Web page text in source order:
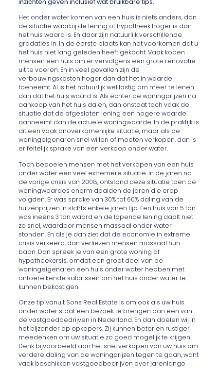
Het onder water komen van een huis is niets anders, dan
de situatie waarbij de lening of hypotheek hoger is dan
het huis waard is. En daar zijn natuurlijk verschillende
gradaties in. In de eerste plaats kan het voorkomen dat u
het huis niet lang geleden heeft gekocht. Vaak kopen
mensen een huis om er vervolgens een grote renovatie
uit te voeren. En in veel gevallen zijn de
verbouwingskosten hoger dan dat het in waarde
toeneemt. Al is het natuurlijk wel lastig om meer te lenen
dan dat het huis waard is. Als echter de woningprijzen na
aankoop van het huis dalen, dan onstaat toch vaak de
situatie dat de afgesloten lening een hogere waarde
aanneemt dan de actuele woningwaarde. In de praktijk is
dit een vaak onoverkomenlijke situatie, maar als de
woningeigenaren snel willen of moeten verkopen, dan is
er feitelijk sprake van een verkoop onder water.
Toch bedoelen mensen met het verkopen van een huis
onder water een veel extremere situatie. In de jaren na
de vorige crisis van 2008, ontstond deze situatie toen de
woningwaardes enorm daalden de jaren die erop
volgden. Er was sprake van 30% tot 60% daling van de
huizenprijzen in slchts enkele jaren tijd. Een huis van 5 ton
was ineens 3 ton waard en de lopende lening daalt niet
zo snel, waardoor mensen massaal onder water
stonden. En als je dan ziet dat de economie in extreme
crisis verkeerd, dan verliezen mensen massaal hun
baan. Dan spreek je van een grote woning of
hypotheekcrsis, omdat een groot deel van de
woningeigenaren een huis onder water hebben met
ontoereikende salarissen om het huis onder water te
kunnen bekostigen.
Onze tip vanuit Sons Real Estate is om ook als uw huis
onder water staat een bezoek te brengen aan een van
de vastgoedbedrijven in Nederland. En dan doelen wij in
het bijzonder op opkopers. Zij kunnen beter en rustiger
meedenken om uw situatie zo goed mogelijk te krijgen.
Denk bijvoorbeeld aan het snel verkopen van uw huis om
verdere daling van de woningprijzen tegen te gaan, want
vaak beschikken vastgoedbedrijven over jarenlange